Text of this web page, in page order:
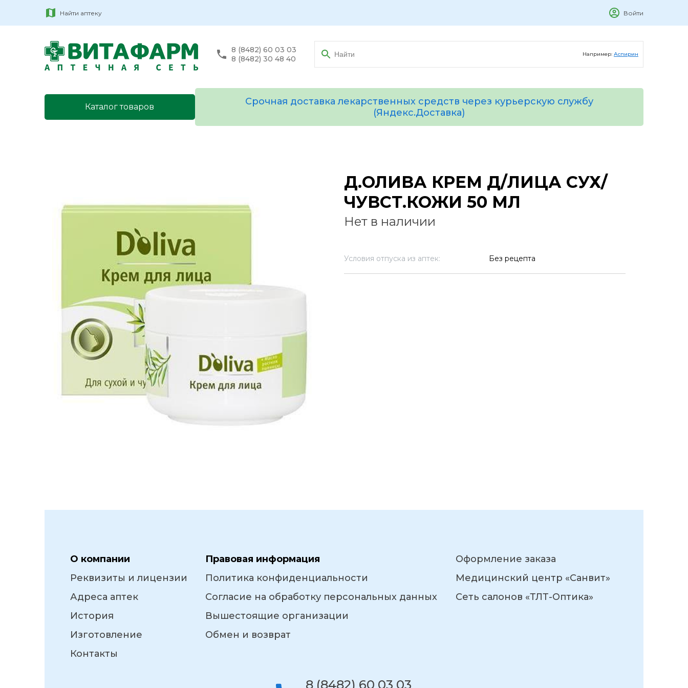
Найти аптеку Войти
8 (8482) 60 03 03
8 (8482) 30 48 40
Например: Аспирин
Каталог товаров
Срочная доставка лекарственных средств через курьерскую службу
(Яндекс.Доставка)
Д.ОЛИВА КРЕМ Д/ЛИЦА СУХ/
ЧУВСТ.КОЖИ 50 МЛ
Нет в наличии
Условия отпуска из аптек: Без рецепта
О компании
Реквизиты и лицензии
Адреса аптек
История
Изготовление
Контакты
Правовая информация
Политика конфиденциальности
Согласие на обработку персональных данных
Вышестоящие организации
Обмен и возврат
Оформление заказа
Медицинский центр «Санвит»
Сеть салонов «ТЛТ-Оптика»
8 (8482) 60 03 03